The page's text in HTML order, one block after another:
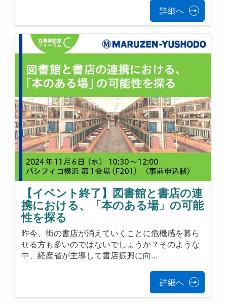
詳細へ
【イベント終了】図書館と書店の連
携における、「本のある場」の可能
性を探る
昨今、街の書店が消えていくことに危機感を募ら
せる方も多いのではないでしょうか？そのような
中、経産省が主導して書店振興に向…
詳細へ